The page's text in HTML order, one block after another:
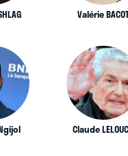
Valérie
Claude